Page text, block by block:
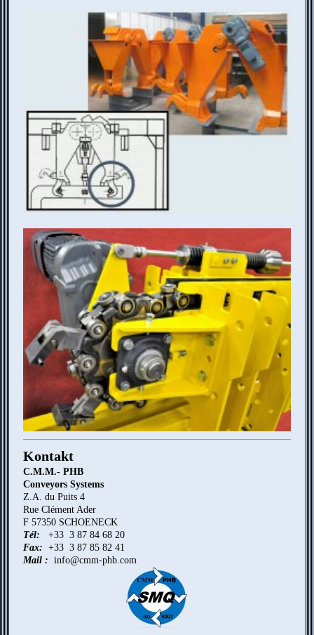
Kontakt
C.M.M.- PHB
Conveyors Systems
Z.A. du Puits 4
Rue Clément Ader
F 57350 SCHOENECK
Tél: +33 3 87 84 68 20
Fax: +33 3 87 85 82 41
Mail : info@cmm-phb.com